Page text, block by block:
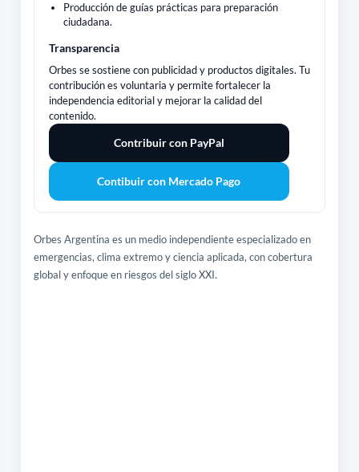
Producción de guías prácticas para preparación
ciudadana.
Transparencia
Orbes se sostiene con publicidad y productos digitales. Tu
contribución es voluntaria y permite fortalecer la
independencia editorial y mejorar la calidad del
contenido.
Contribuir con PayPal
Contibuir con Mercado Pago
Orbes Argentina es un medio independiente especializado en
emergencias, clima extremo y ciencia aplicada, con cobertura
global y enfoque en riesgos del siglo XXI.